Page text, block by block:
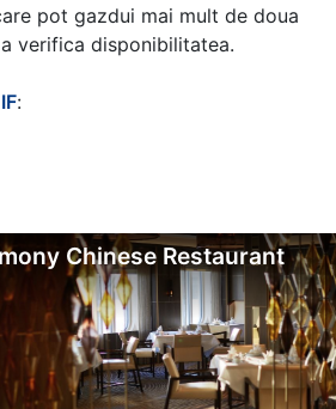
pot gazdui mai mult de doua
verifica disponibilitatea.
IF:
Chinese Restaurant